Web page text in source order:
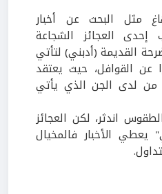
مثل البحث عن أخبار
إحدى العجائز الشجاعة
القديمة (أدبني) لتأتي
عن القوافل، حيث يعتقد
من لدى الجن الذي يأتي
اندثر، لكن العجائز
الأخبار فالمخيال